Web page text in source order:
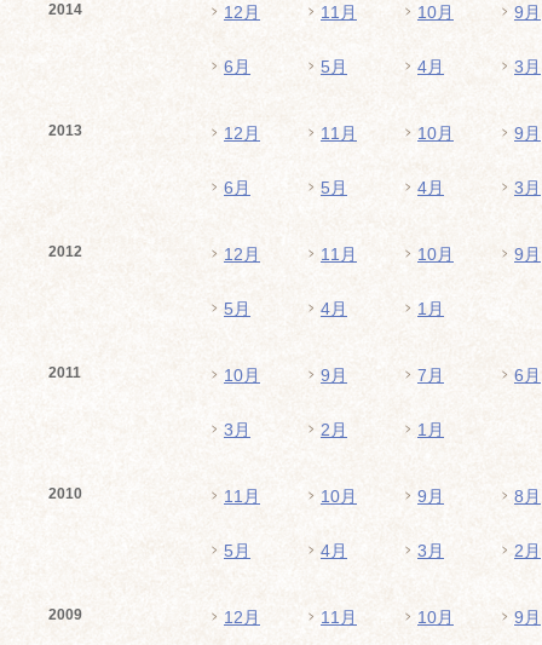
2014 12月 11月 10月 9月
6月 5月 4月 3月
2013 12月 11月 10月 9月
6月 5月 4月 3月
2012 12月 11月 10月 9月
5月 4月 1月
2011 10月 9月 7月 6月
3月 2月 1月
2010 11月 10月 9月 8月
5月 4月 3月 2月
2009 12月 11月 10月 9月